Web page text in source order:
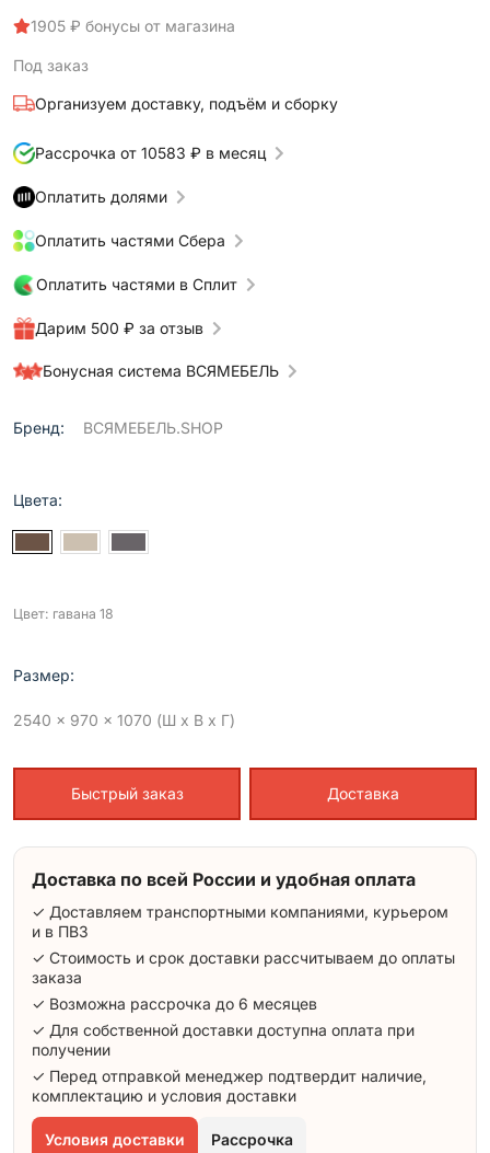
1905 ₽ бонусы от магазина
Под заказ
Организуем доставку, подъём и сборку
Рассрочка от 10583 ₽ в месяц
Оплатить долями
Оплатить частями Сбера
Оплатить частями в Сплит
Дарим 500 ₽ за отзыв
Бонусная система ВСЯМЕБЕЛЬ
Бренд: ВСЯМЕБЕЛЬ.SHOP
Цвета:
Цвет: гавана 18
Размер:
2540 x 970 x 1070 (Ш x В x Г)
Быстрый заказ Доставка
Доставка по всей России и удобная оплата
✓ Доставляем транспортными компаниями, курьером
и в ПВЗ
✓ Стоимость и срок доставки рассчитываем до оплаты
заказа
✓ Возможна рассрочка до 6 месяцев
✓ Для собственной доставки доступна оплата при
получении
✓ Перед отправкой менеджер подтвердит наличие,
комплектацию и условия доставки
Условия доставки Рассрочка